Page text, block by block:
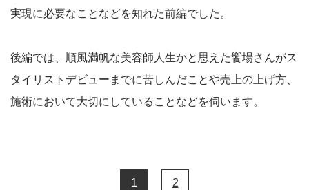
実現に必要なことなどを知れた前編でした。
後編では、順風満帆な美容師人生かと思えた饗場さんがス
タイリストデビューまでに苦しんだことや売上の上げ方、
施術において大切にしていることなどを伺います。
1 2